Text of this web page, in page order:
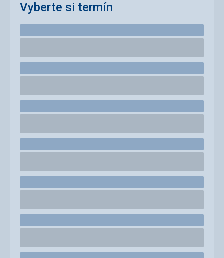
Vyberte si termín